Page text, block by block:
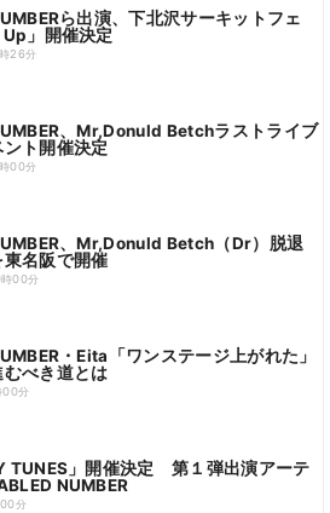
ら出演、下北沢サーキットフェ
」開催決定
26分
、Mr,Donuld Betchラストライブ
ント開催決定
00分
、Mr,Donuld Betch（Dr）脱退
名阪で開催
00分
・Eita「ワンステージ上がれた」
べき道とは
00分
TUNES」開催決定 第１弾出演アーテ
NUMBER
分